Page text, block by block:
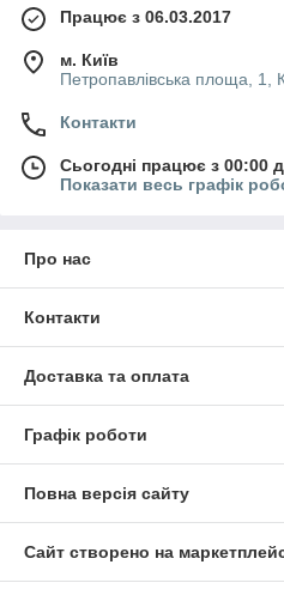
Працює з 06.03.2017
м. Київ
Петропавлівська площа, 1,
Контакти
Сьогодні працює з 00:00
Показати весь графік
Про нас
Контакти
Доставка та оплата
Графік роботи
Повна версія сайту
Сайт створено на